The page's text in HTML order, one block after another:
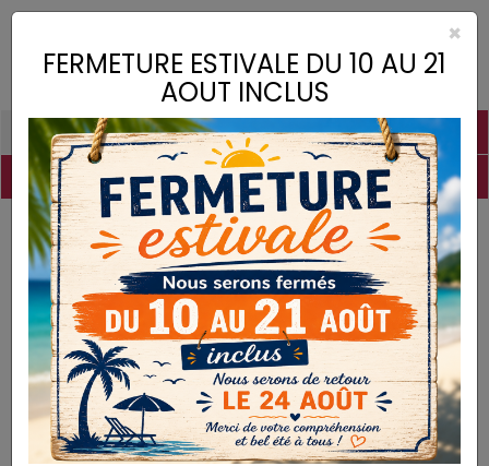
Toggle
PIGMENTS CHAUX CHARGES LIANTS
COLLES DROGUERIE MATÉRIEL DESTOCKAGE
Pigments Rose Fluo
PIGMENTS
×
FERMETURE ESTIVALE DU 10 AU 21
AOUT INCLUS